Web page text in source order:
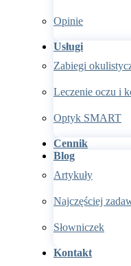
Opinie
Usługi
Zabiegi
Leczenie oczu i
Optyk SMART
Cennik
Blog
Artykuły
Najczęściej
Słowniczek
Kontakt